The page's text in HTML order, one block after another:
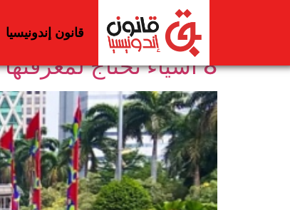
قانون إندونيسيا اليوم:15 مايو، 2024
8 أشياء تحتاج لمعرفتها حول يوم خالي من السيارات في جاكرتا